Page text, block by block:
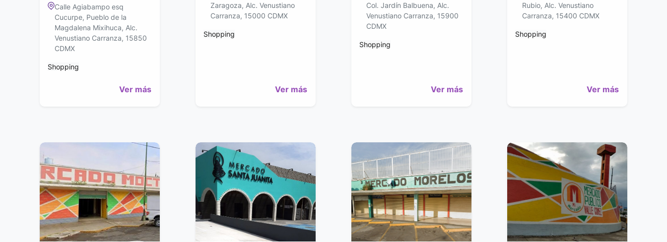
Calle Agiabampo esq
Cucurpe, Pueblo de la
Magdalena Mixihuca, Alc.
Venustiano Carranza, 15850
CDMX
Shopping
Ver más
Zaragoza, Alc. Venustiano
Carranza, 15000 CDMX
Shopping
Ver más
Col. Jardín Balbuena, Alc.
Venustiano Carranza, 15900
CDMX
Shopping
Ver más
Rubio, Alc. Venustiano
Carranza, 15400 CDMX
Shopping
Ver más